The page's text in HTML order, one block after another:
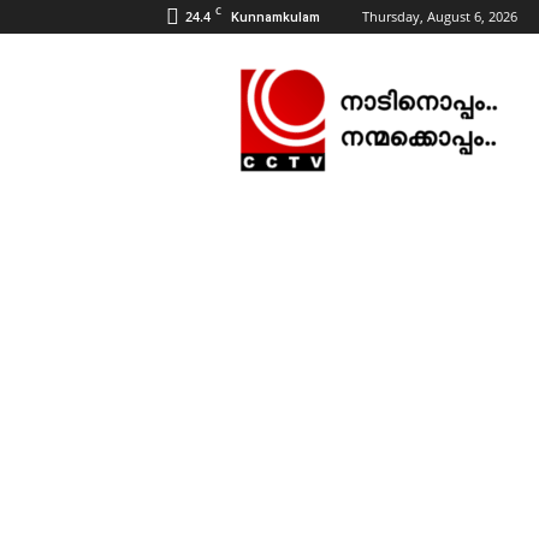
24.4 C Kunnamkulam Thursday, August 6, 2026
NEWS
|
KUNNAMKULAM